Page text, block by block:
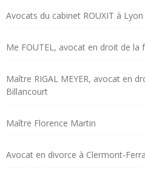
Avocats du cabinet ROUXIT à Lyon
Me FOUTEL, avocat en droit de la
Maître RIGAL MEYER, avocat en
Billancourt
Maître Florence Martin
Avocat en divorce à Clermont-